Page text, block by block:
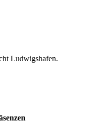
Ludwigshafen.